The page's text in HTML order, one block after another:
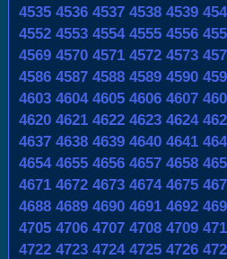
4535 4536 4537 4538 4539
4552 4553 4554 4555 4556
4569 4570 4571 4572 4573
4586 4587 4588 4589 4590
4603 4604 4605 4606 4607
4620 4621 4622 4623 4624
4637 4638 4639 4640 4641
4654 4655 4656 4657 4658
4671 4672 4673 4674 4675
4688 4689 4690 4691 4692
4705 4706 4707 4708 4709
4722 4723 4724 4725 4726